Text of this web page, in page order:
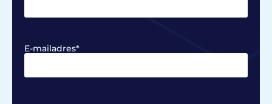
E-mailadres*